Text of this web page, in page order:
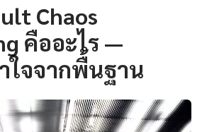
Chaos
คืออะไร —
ใจจากพื้นฐาน